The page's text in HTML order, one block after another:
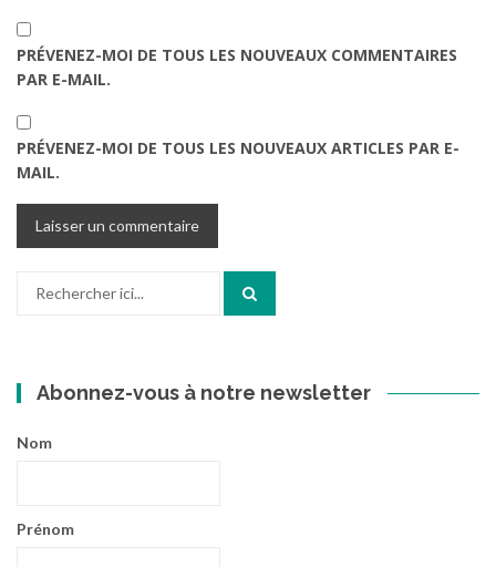
PRÉVENEZ-MOI DE TOUS LES NOUVEAUX COMMENTAIRES
PAR E-MAIL.
PRÉVENEZ-MOI DE TOUS LES NOUVEAUX ARTICLES PAR E-
MAIL.
Abonnez-vous à notre newsletter
Nom
Prénom